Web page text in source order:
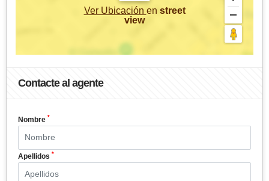
Ver Ubicación en street
view
Contacte al agente
Nombre *
Apellidos *